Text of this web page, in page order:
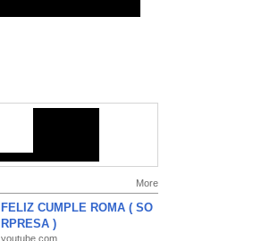
More
FELIZ CUMPLE ROMA ( SO
RPRESA )
youtube.com